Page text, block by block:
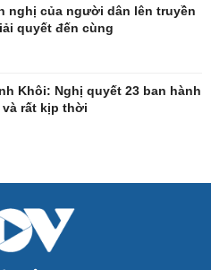
Tư vấn
Săn Tour
nghị của người dân lên truyền
quyết đến cùng
Khôi: Nghị quyết 23 ban hành
rất kịp thời